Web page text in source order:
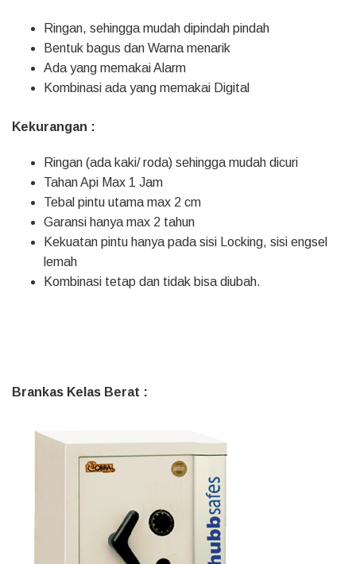
Ringan, sehingga mudah dipindah pindah
Bentuk bagus dan Warna menarik
Ada yang memakai Alarm
Kombinasi ada yang memakai Digital
Kekurangan :
Ringan (ada kaki/ roda) sehingga mudah dicuri
Tahan Api Max 1 Jam
Tebal pintu utama max 2 cm
Garansi hanya max 2 tahun
Kekuatan pintu hanya pada sisi Locking, sisi engsel
lemah
Kombinasi tetap dan tidak bisa diubah.
Brankas Kelas Berat :